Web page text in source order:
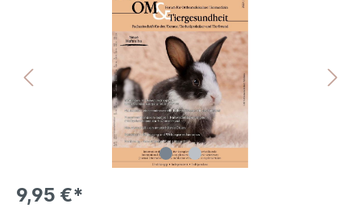
9,95 €*